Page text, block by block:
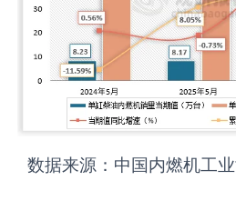
数据来源：中国内燃机工